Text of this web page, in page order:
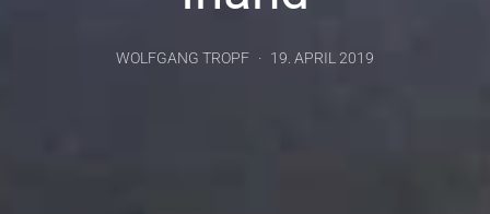
WOLFGANG TROPF 19. APRIL 2019